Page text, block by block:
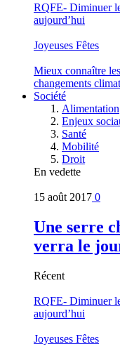
RQFE- Diminuer
aujourd’hui
Joyeuses Fêtes
Mieux connaître
changements
Société
Alimentation
Enjeux
Santé
Mobilité
Droit
En vedette
15 août 2017 0
Une serre
verra le
Récent
RQFE- Diminuer
aujourd’hui
Joyeuses Fêtes